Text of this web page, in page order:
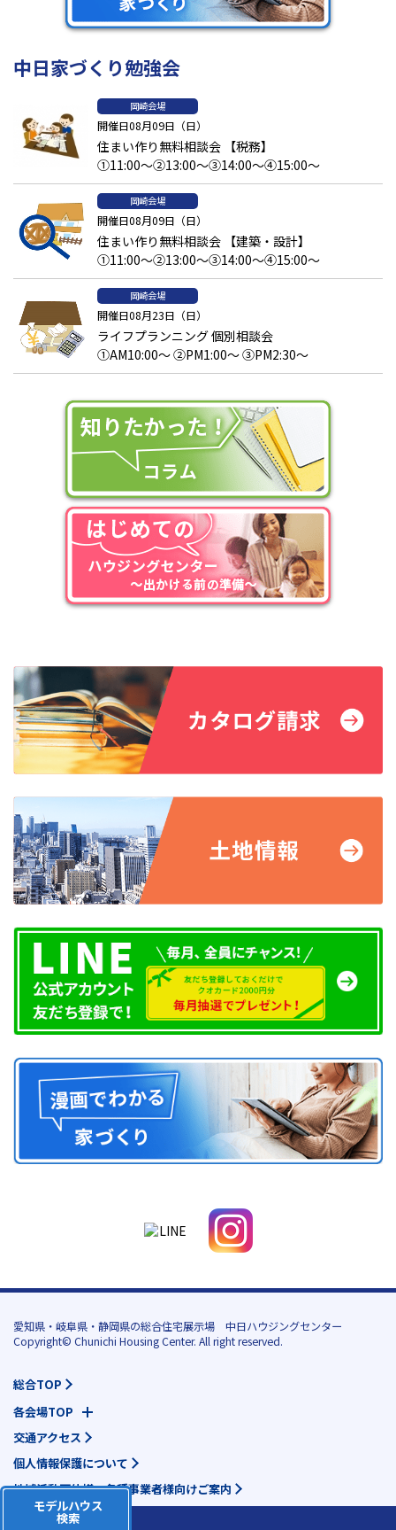
中日家づくり勉強会
岡崎会場
開催日08月09日（日）
住まい作り無料相談会 【税務】
①11:00～②13:00～③14:00～④15:00～
岡崎会場
開催日08月09日（日）
住まい作り無料相談会 【建築・設計】
①11:00～②13:00～③14:00～④15:00～
岡崎会場
開催日08月23日（日）
ライフプランニング 個別相談会
①AM10:00～ ②PM1:00～ ③PM2:30～
モデルハウス
検索
愛知県・岐阜県・静岡県の総合住宅展示場 中日ハウジングセンター
Copyright© Chunichi Housing Center. All right reserved.
総合TOP
各会場TOP
交通アクセス
個人情報保護について
地域活動団体様・各種事業者様向けご案内